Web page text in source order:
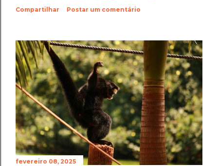
Compartilhar Postar um comentário
fevereiro 08, 2025